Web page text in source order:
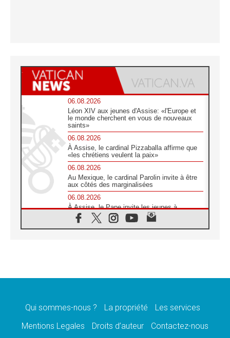
06.08.2026
Léon XIV aux jeunes d'Assise: «l'Europe et
le monde cherchent en vous de nouveaux
saints»
06.08.2026
À Assise, le cardinal Pizzaballa affirme que
«les chrétiens veulent la paix»
06.08.2026
Au Mexique, le cardinal Parolin invite à être
aux côtés des marginalisées
06.08.2026
À Assise, le Pape invite les jeunes à
«construire la civilisation de l'amour»
05.08.2026
d'entendre ceux qui bénissent la guerre»
Léon XIV au Pérou, une lueur d'espoir pour
Qui sommes-nous ? La propriété
Les services
Mentions Legales
Droits d’auteur Contactez-nous